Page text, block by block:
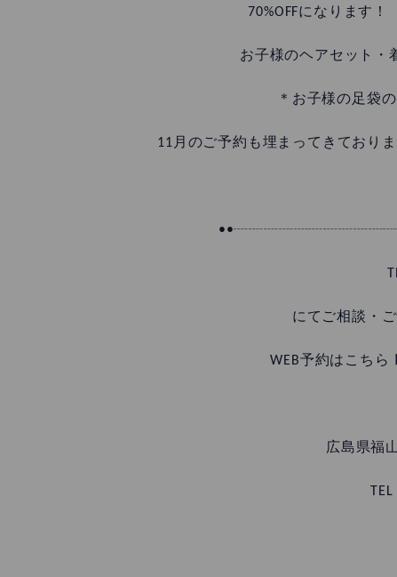
70%OFFになります
お子様のヘアセット・
＊お子様の足袋
11月のご予約も埋まってきており
にてご相談・
WEB予約はこちら
広島県福